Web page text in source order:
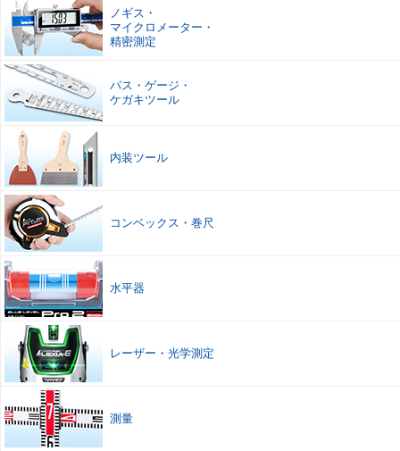
ノギス ・
マイクロメーター ・
精密測定
パス ・ ゲージ ・
ケガキツール
内装ツール
コンベックス ・ 巻尺
水平器
レーザー ・ 光学測定
測量